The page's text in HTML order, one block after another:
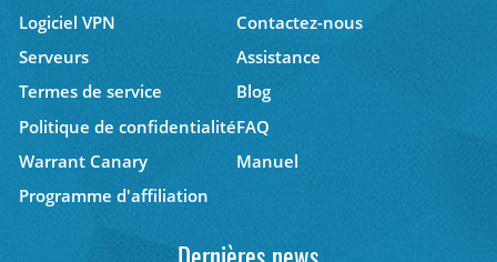
Logiciel VPN
Contactez-nous
Serveurs
Assistance
Termes de service
Blog
Politique de confidentialitéFAQ
Warrant Canary
Manuel
Programme d'affiliation